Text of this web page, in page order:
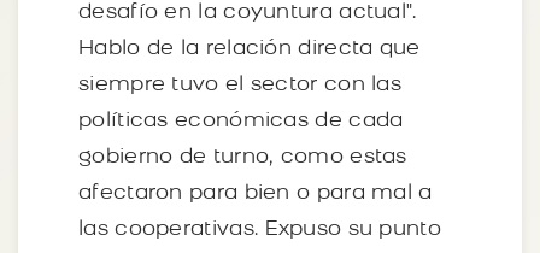
desafío en la coyuntura actual".
Hablo de la relación directa que
siempre tuvo el sector con las
políticas económicas de cada
gobierno de turno, como estas
afectaron para bien o para mal a
las cooperativas. Expuso su punto